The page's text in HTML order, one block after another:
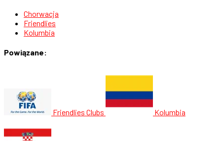
Chorwacja
Friendlies
Kolumbia
Powiązane:
Friendlies Clubs Kolumbia